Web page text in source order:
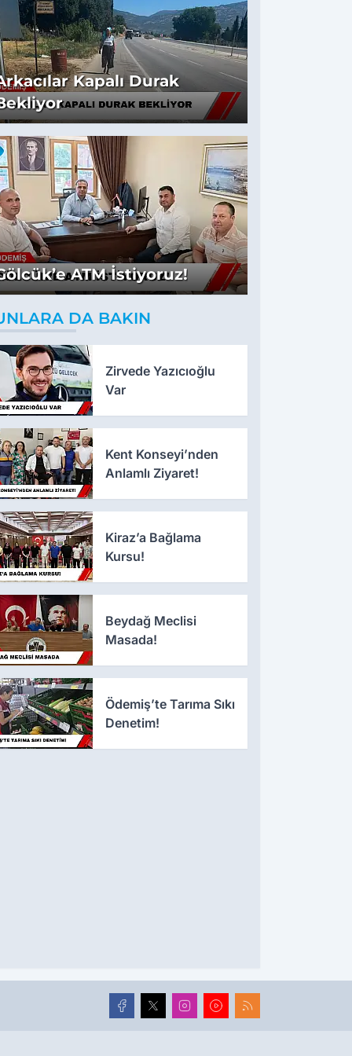
Kapalı Durak
ATM İstiyoruz!
DA BAKIN
Zirvede Yazıcıoğlu
Var
Kent Konseyi’nden
Anlamlı Ziyaret!
Kiraz’a Bağlama
Kursu!
Beydağ Meclisi
Masada!
Ödemiş’te Tarıma Sıkı
Denetim!